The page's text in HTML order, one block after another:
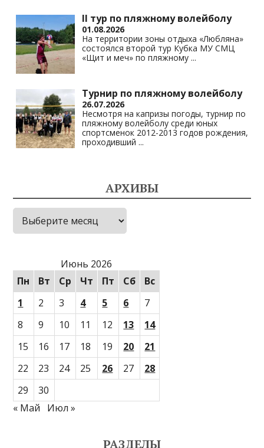
II тур по пляжному волейболу
01.08.2026
На территории зоны отдыха «Любляна»
состоялся второй тур Кубка МУ СМЦ
«Щит и меч» по пляжному ...
Турнир по пляжному волейболу
26.07.2026
Несмотря на капризы погоды, турнир по
пляжному волейболу среди юных
спортсменок 2012-2013 годов рождения,
проходивший ...
АРХИВЫ
Архивы
Июнь 2026
Пн
Вт Ср Чт Пт Сб
Вс
1
2 3 4 5 6
7
8
9 10 11 12 13
14
15
16 17 18 19 20
21
22
23 24 25 26 27
28
29
30
« Май
Июл »
РАЗДЕЛЫ